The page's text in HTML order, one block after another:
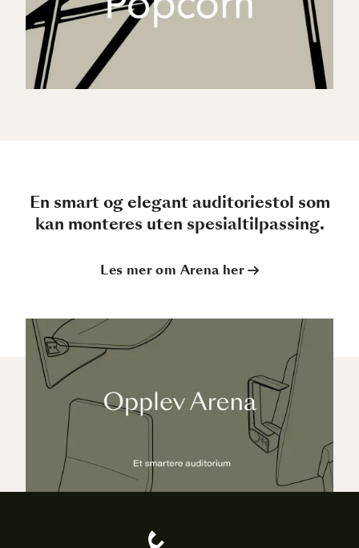
En smart og elegant auditoriestol som
kan monteres uten spesialtilpassing.
Les mer om Arena her